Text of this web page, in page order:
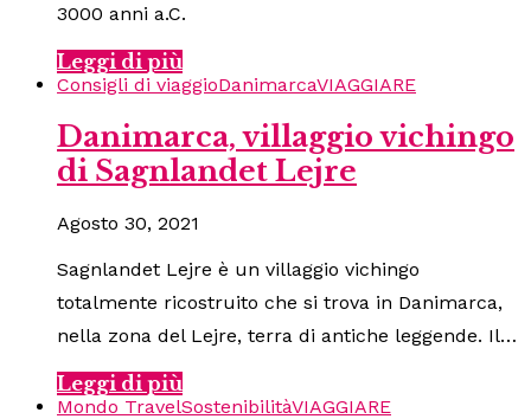
3000 anni a.C.
Leggi di più
Consigli di viaggioDanimarcaVIAGGIARE
Danimarca, villaggio vichingo
di Sagnlandet Lejre
Agosto 30, 2021
Sagnlandet Lejre è un villaggio vichingo
totalmente ricostruito che si trova in Danimarca,
nella zona del Lejre, terra di antiche leggende. Il…
Leggi di più
Mondo TravelSostenibilitàVIAGGIARE